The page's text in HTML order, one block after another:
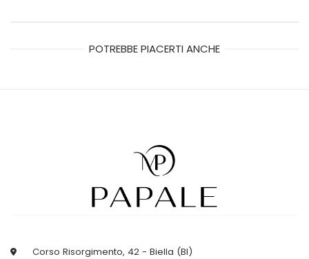
POTREBBE PIACERTI ANCHE
Corso Risorgimento, 42 - Biella (BI)